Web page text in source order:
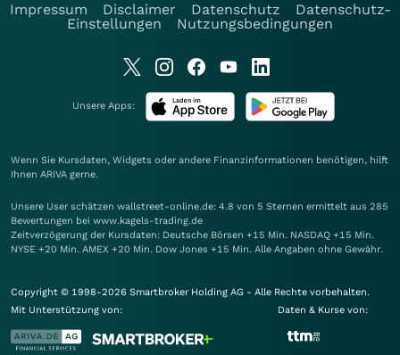
Impressum
Disclaimer Datenschutz
Datenschutz-
Einstellungen
Nutzungsbedingungen
Unsere Apps:
Wenn Sie Kursdaten, Widgets oder andere Finanzinformationen benötigen, hilft
Ihnen ARIVA gerne.
Unsere User schätzen wallstreet-online.de: 4.8 von 5 Sternen ermittelt aus 285
Bewertungen bei www.kagels-trading.de
Zeitverzögerung der Kursdaten: Deutsche Börsen +15 Min. NASDAQ +15 Min.
NYSE +20 Min. AMEX +20 Min. Dow Jones +15 Min. Alle Angaben ohne Gewähr.
Copyright © 1998-2026 Smartbroker Holding AG - Alle Rechte vorbehalten.
Mit Unterstützung von:
Daten & Kurse von: